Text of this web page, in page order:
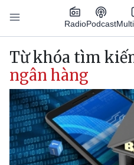
Nhảy đến nội dung
RadioPodcast
Main navigation
Từ khóa tìm
ngân hàng